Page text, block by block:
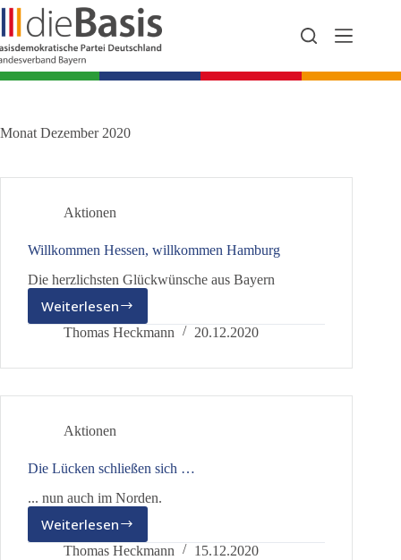
Zum
Inhalt
springen
Monat Dezember 2020
Aktionen
Willkommen Hessen, willkommen Hamburg
Die herzlichsten Glückwünsche aus Bayern
WeiterlesenWillkommen
Hessen,
Hamburg
Thomas Heckmann 20.12.2020
Aktionen
Die Lücken schließen sich …
... nun auch im Norden.
Weiterlesen
Die
Lücken
Thomas Heckmann 15.12.2020